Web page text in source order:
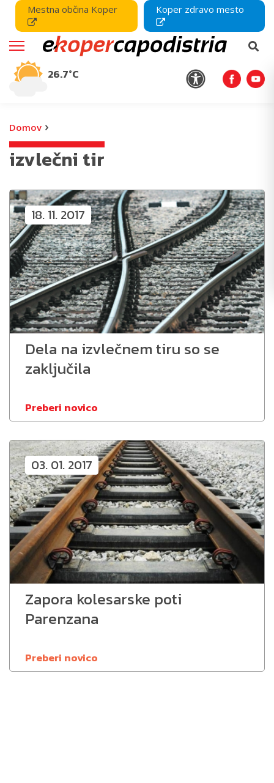
Mestna občina Koper Koper zdravo mesto
26.7°C
Domov ›
izvlečni tir
18. 11. 2017
Dela na izvlečnem tiru so se
zaključila
Preberi novico
03. 01. 2017
Zapora kolesarske poti
Parenzana
Preberi novico